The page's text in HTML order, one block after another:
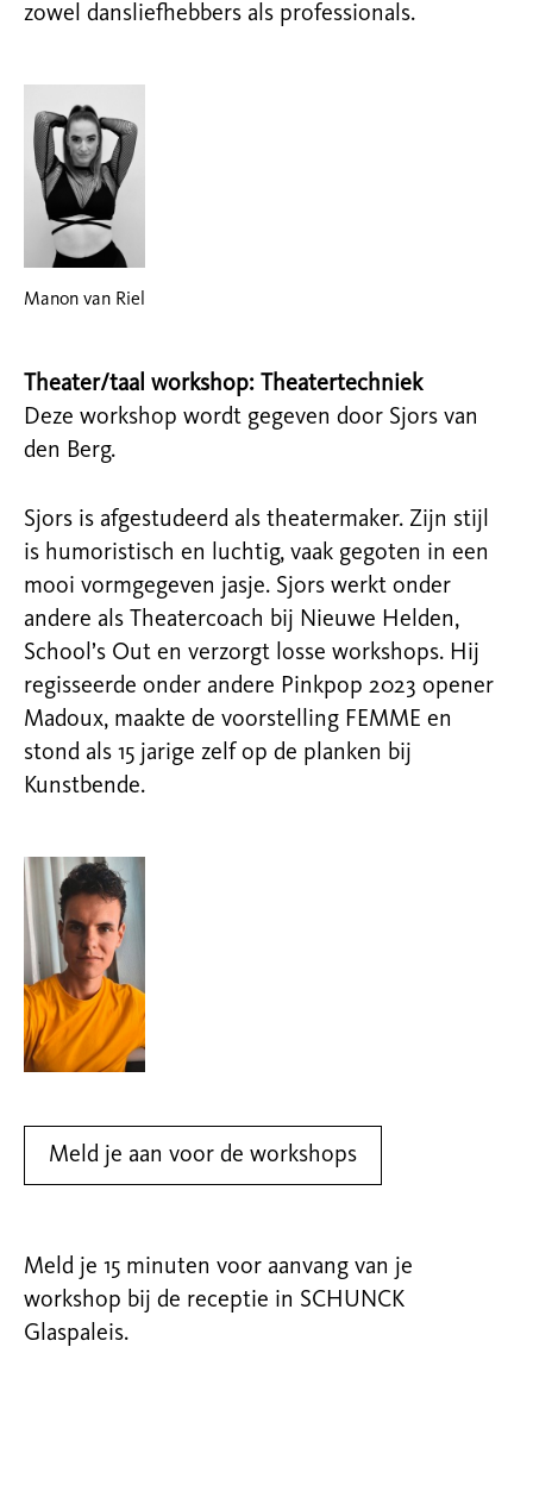
zowel dansliefhebbers als professionals.
Manon van Riel
Theater/taal workshop: Theatertechniek
Deze workshop wordt gegeven door Sjors van
den Berg.
Sjors is afgestudeerd als theatermaker. Zijn stijl
is humoristisch en luchtig, vaak gegoten in een
mooi vormgegeven jasje. Sjors werkt onder
andere als Theatercoach bij Nieuwe Helden,
School’s Out en verzorgt losse workshops. Hij
regisseerde onder andere Pinkpop 2023 opener
Madoux, maakte de voorstelling FEMME en
stond als 15 jarige zelf op de planken bij
Kunstbende.
Meld je aan voor de workshops
Meld je 15 minuten voor aanvang van je
workshop bij de receptie in SCHUNCK
Glaspaleis.